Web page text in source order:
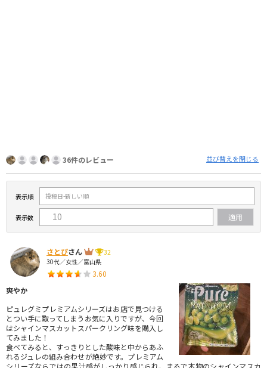
36件のレビュー 並び替えを閉じる
表示順
表示数
さとぴさん
32
30代／女性／富山県
3.60
爽やか
ピュレグミプレミアムシリーズはお店で見つける
とつい手に取ってしまうお気に入りですが、今回
はシャインマスカットスパークリング味を購入し
てみました！
食べてみると、すっきりとした酸味と中からあふ
れるジュレの組み合わせが絶妙です。プレミアム